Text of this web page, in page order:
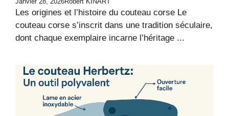
Les origines et l’histoire du couteau corse Le
couteau corse s’inscrit dans une tradition séculaire,
dont chaque exemplaire incarne l’héritage ...